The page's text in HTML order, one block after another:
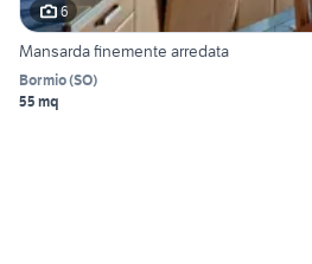
6
Mansarda finemente arredata
Bormio(SO)
55 mq